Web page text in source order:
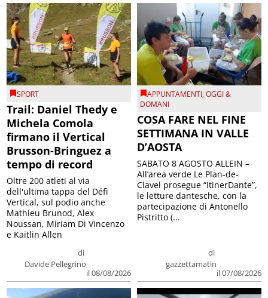
SPORT
Trail: Daniel Thedy e
Michela Comola
firmano il Vertical
Brusson-Bringuez a
tempo di record
di
Davide Pellegrino
il 08/08/2026
Oltre 200 atleti al via
dell'ultima tappa del Défì
Vertical, sul podio anche
Mathieu Brunod, Alex
Noussan, Miriam Di Vincenzo
e Kaitlin Allen
APPUNTAMENTI,OGGI &
DOMANI
COSA FARE NEL FINE
SETTIMANA IN VALLE
D’AOSTA
di
gazzettamatin
il 07/08/2026
SABATO 8 AGOSTO ALLEIN –
All’area verde Le Plan-de-
Clavel prosegue “ItinerDante”,
le letture dantesche, con la
partecipazione di Antonello
Pistritto (...